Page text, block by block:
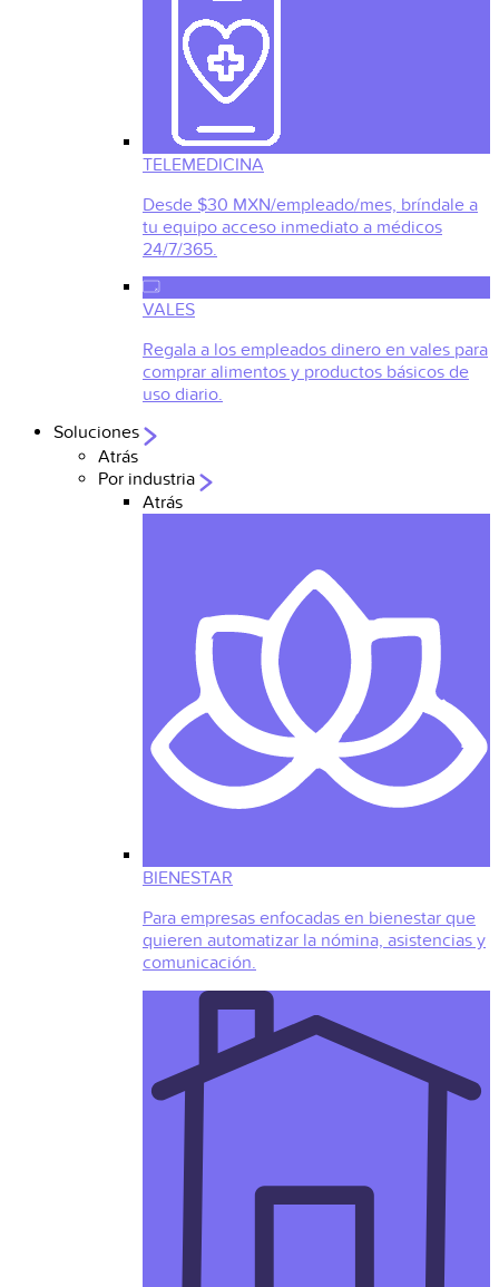
TELEMEDICINA
Desde $30 MXN/empleado/mes, bríndale a
tu equipo acceso inmediato a médicos
24/7/365.
VALES
Regala a los empleados dinero en vales para
comprar alimentos y productos básicos de
uso diario.
Soluciones
Atrás
Por industria
Atrás
BIENESTAR
Para empresas enfocadas en bienestar que
quieren automatizar la nómina, asistencias y
comunicación.